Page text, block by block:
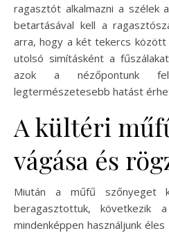
ragasztót alkalmazni a szélek
betartásával kell a
arra, hogy a két tekercs
utolsó simításként a
azok a nézőpontunk
legtermészetesebb hatást
A kültéri
vágása és
Miután a műfű szőnyeget
beragasztottuk, következik
mindenképpen használjunk